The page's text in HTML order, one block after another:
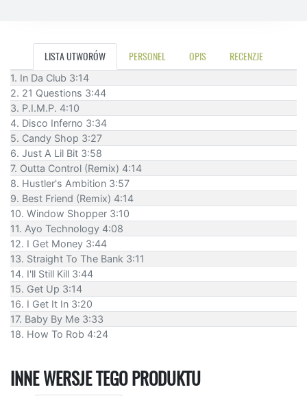
LISTA UTWORÓW PERSONEL OPIS RECENZJE
1. In Da Club 3:14
2. 21 Questions 3:44
3. P.I.M.P. 4:10
4. Disco Inferno 3:34
5. Candy Shop 3:27
6. Just A Lil Bit 3:58
7. Outta Control (Remix) 4:14
8. Hustler's Ambition 3:57
9. Best Friend (Remix) 4:14
10. Window Shopper 3:10
11. Ayo Technology 4:08
12. I Get Money 3:44
13. Straight To The Bank 3:11
14. I'll Still Kill 3:44
15. Get Up 3:14
16. I Get It In 3:20
17. Baby By Me 3:33
18. How To Rob 4:24
INNE WERSJE TEGO PRODUKTU